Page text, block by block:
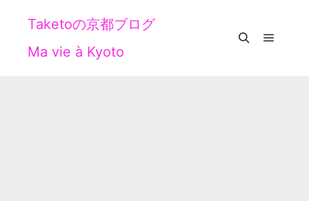
Taketoの京都ブログ
Ma vie à Kyoto